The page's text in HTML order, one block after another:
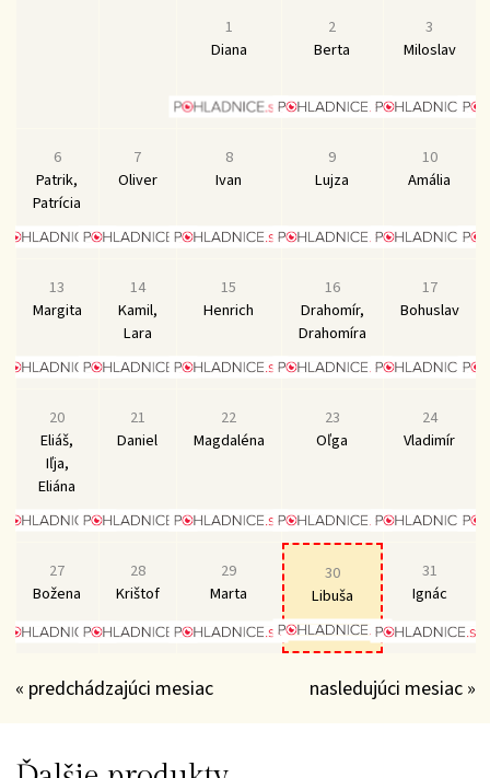
1
Diana
2
Berta
3
Miloslav
6
Patrik,
Patrícia
7
Oliver
8
Ivan
9
Lujza
10
Amália
13
Margita
14
Kamil,
Lara
15
Henrich
16
Drahomír,
Drahomíra
17
Bohuslav
20
Eliáš,
Iľja,
Eliána
21
Daniel
22
Magdaléna
23
Oľga
24
Vladimír
27
Božena
28
Krištof
29
Marta
30
Libuša
31
Ignác
« predchádzajúci mesiac nasledujúci mesiac »